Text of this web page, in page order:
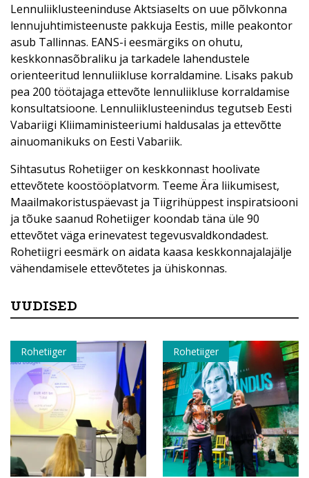
Lennuliiklusteeninduse Aktsiaselts on uue põlvkonna
lennujuhtimisteenuste pakkuja Eestis, mille peakontor
asub Tallinnas. EANS-i eesmärgiks on ohutu,
keskkonnasõbraliku ja tarkadele lahendustele
orienteeritud lennuliikluse korraldamine. Lisaks pakub
pea 200 töötajaga ettevõte lennuliikluse korraldamise
konsultatsioone. Lennuliiklusteenindus tegutseb Eesti
Vabariigi Kliimaministeeriumi haldusalas ja ettevõtte
ainuomanikuks on Eesti Vabariik.
Sihtasutus Rohetiiger on keskkonnast hoolivate
ettevõtete koostööplatvorm. Teeme Ära liikumisest,
Maailmakoristuspäevast ja Tiigrihüppest inspiratsiooni
ja tõuke saanud Rohetiiger koondab täna üle 90
ettevõtet väga erinevatest tegevusvaldkondadest.
Rohetiigri eesmärk on aidata kaasa keskkonnajalajälje
vähendamisele ettevõtetes ja ühiskonnas.
UUDISED
Rohetiiger Rohetiiger